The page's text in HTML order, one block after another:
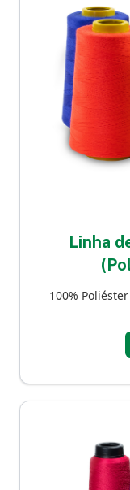
Linha
100%